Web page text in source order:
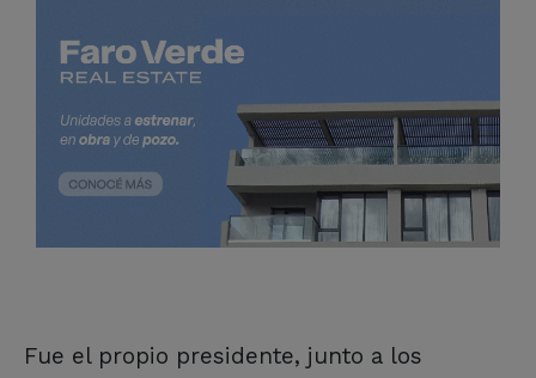
Fue el propio presidente, junto a los